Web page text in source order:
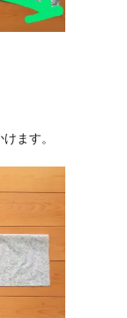
ます。